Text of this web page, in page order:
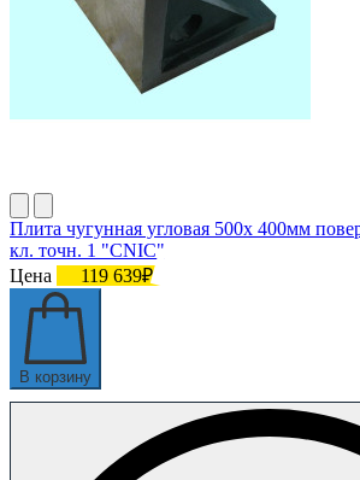
Плита чугунная угловая 500х 400мм
кл. точн. 1 "CNIC"
Цена
119 639₽
В корзину